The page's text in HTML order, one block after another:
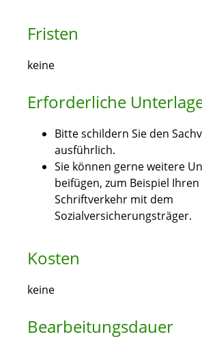
Fristen
keine
Erforderliche
Bitte schildern Sie den
ausführlich.
Sie können gerne weitere
beifügen, zum Beispiel
Schriftverkehr mit dem
Sozialversicherungsträger.
Kosten
keine
Bearbeitungsdauer